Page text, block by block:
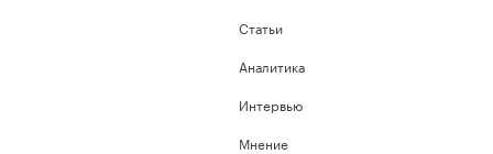
Статьи
Аналитика
Интервью
Мнение